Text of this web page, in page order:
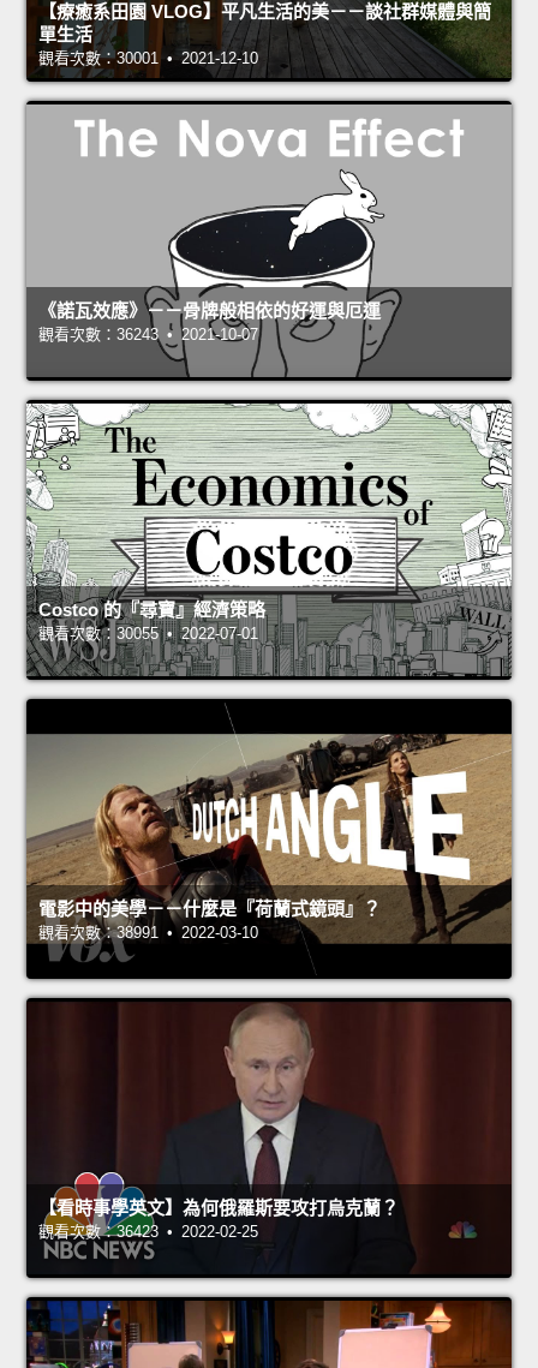
【療癒系田園 VLOG】平凡生活的美－－談社群媒體與簡
單生活
觀看次數：30001 • 2021-12-10
《諾瓦效應》－－骨牌般相依的好運與厄運
觀看次數：36243 • 2021-10-07
Costco 的『尋寶』經濟策略
觀看次數：30055 • 2022-07-01
電影中的美學－－什麼是『荷蘭式鏡頭』？
觀看次數：38991 • 2022-03-10
【看時事學英文】為何俄羅斯要攻打烏克蘭？
觀看次數：36423 • 2022-02-25